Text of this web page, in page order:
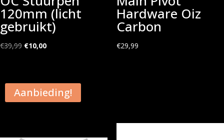
120mm (licht
gebruikt)
€39,99 Oorspronkelijke
€39,99.
€10,00Huidige
€10,00.
Hardware Oiz
Carbon
€29,99
Aanbieding!